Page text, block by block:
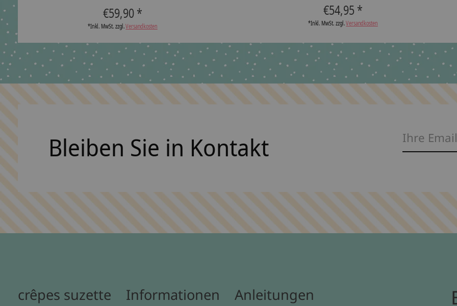
€59,90 *
*Inkl. MwSt. zzgl.Versandkosten
€54,95 *
*Inkl. MwSt. zzgl.Versandkosten
Bleiben Sie in Kontakt
crêpes suzette Informationen Anleitungen